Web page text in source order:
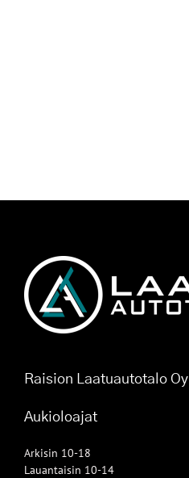
Raision Laatuautotalo Oy
Aukioloajat
Arkisin 10-18
Lauantaisin 10-14